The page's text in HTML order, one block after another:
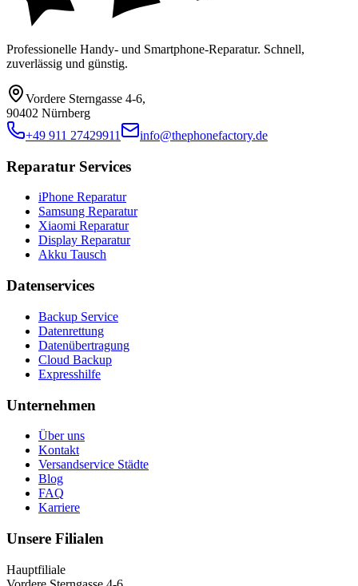
Professionelle Handy- und Smartphone-Reparatur. Schnell,
zuverlässig und günstig.
Vordere Sterngasse 4-6,
90402 Nürnberg
+49 911 27429911
info@thephonefactory.de
Reparatur Services
iPhone Reparatur
Samsung Reparatur
Xiaomi Reparatur
Display Reparatur
Akku Tausch
Datenservices
Backup Service
Datenrettung
Datenübertragung
Cloud Backup
Expresshilfe
Unternehmen
Über uns
Kontakt
Versandservice Städte
Blog
FAQ
Karriere
Unsere Filialen
Hauptfiliale